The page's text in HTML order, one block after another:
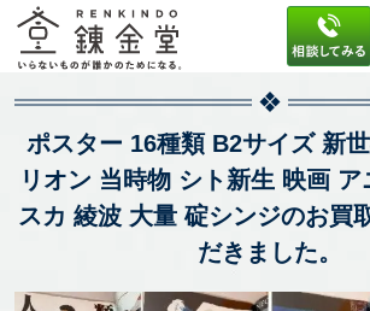
ポスター 16種類 B2サイズ 新
リオン 当時物 シト新生 映画
スカ 綾波 大量 碇シンジのお買
だきました。